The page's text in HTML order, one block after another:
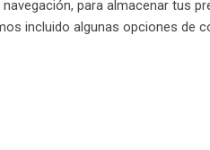
LIBROS
para almacenar
incluido algunas opciones